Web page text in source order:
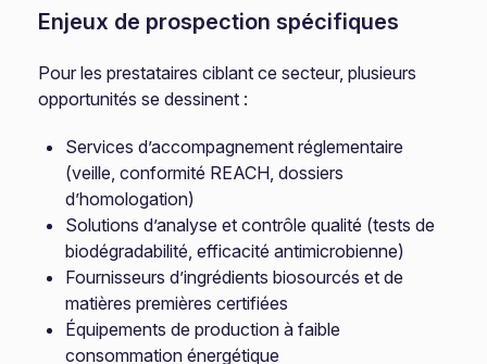
Enjeux de prospection spécifiques
Pour les prestataires ciblant ce secteur, plusieurs
opportunités se dessinent :
Services d’accompagnement réglementaire
(veille, conformité REACH, dossiers
d’homologation)
Solutions d’analyse et contrôle qualité (tests de
biodégradabilité, efficacité antimicrobienne)
Fournisseurs d’ingrédients biosourcés et de
matières premières certifiées
Équipements de production à faible
consommation énergétique